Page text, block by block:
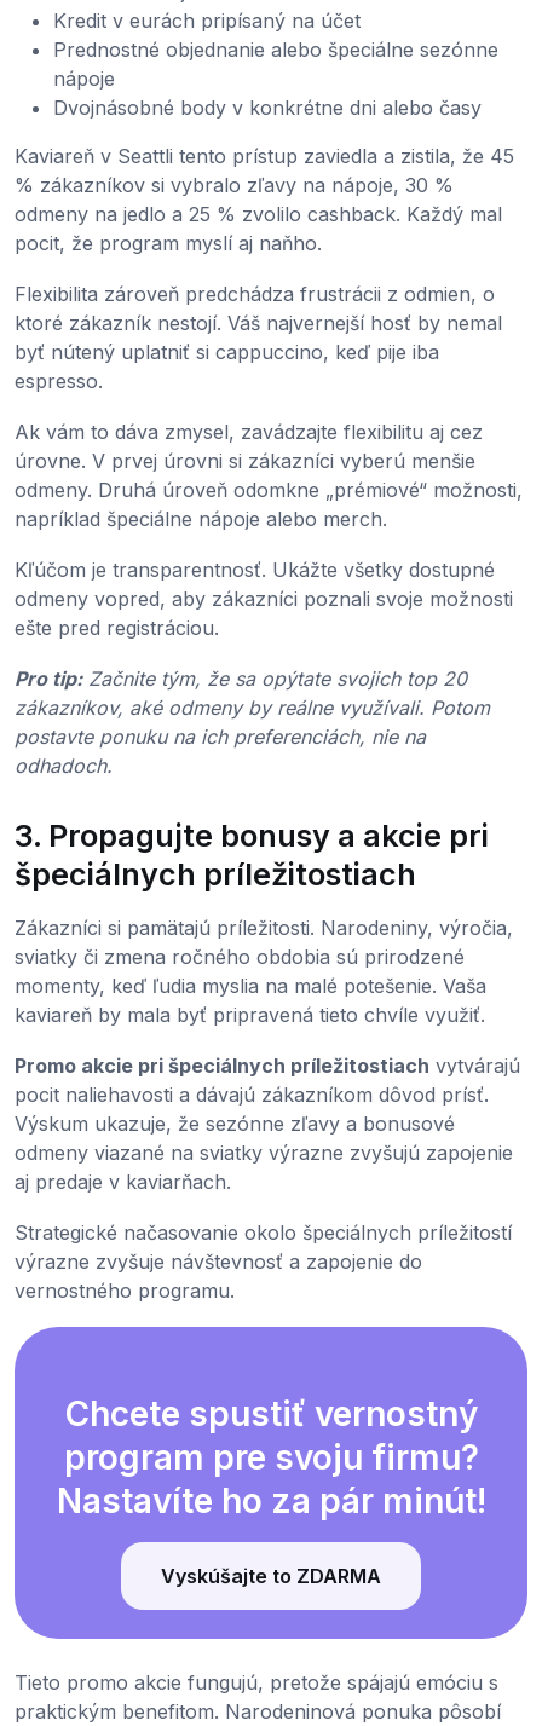
Kredit v eurách pripísaný na účet
Prednostné objednanie alebo špeciálne sezónne
nápoje
Dvojnásobné body v konkrétne dni alebo časy
Kaviareň v Seattli tento prístup zaviedla a zistila, že 45
% zákazníkov si vybralo zľavy na nápoje, 30 %
odmeny na jedlo a 25 % zvolilo cashback. Každý mal
pocit, že program myslí aj naňho.
Flexibilita zároveň predchádza frustrácii z odmien, o
ktoré zákazník nestojí. Váš najvernejší hosť by nemal
byť nútený uplatniť si cappuccino, keď pije iba
espresso.
Ak vám to dáva zmysel, zavádzajte flexibilitu aj cez
úrovne. V prvej úrovni si zákazníci vyberú menšie
odmeny. Druhá úroveň odomkne „prémiové“ možnosti,
napríklad špeciálne nápoje alebo merch.
Kľúčom je transparentnosť. Ukážte všetky dostupné
odmeny vopred, aby zákazníci poznali svoje možnosti
ešte pred registráciou.
Pro tip: Začnite tým, že sa opýtate svojich top 20
zákazníkov, aké odmeny by reálne využívali. Potom
postavte ponuku na ich preferenciách, nie na
odhadoch.
3. Propagujte bonusy a akcie pri
špeciálnych príležitostiach
Zákazníci si pamätajú príležitosti. Narodeniny, výročia,
sviatky či zmena ročného obdobia sú prirodzené
momenty, keď ľudia myslia na malé potešenie. Vaša
kaviareň by mala byť pripravená tieto chvíle využiť.
Promo akcie pri špeciálnych príležitostiach vytvárajú
pocit naliehavosti a dávajú zákazníkom dôvod prísť.
Výskum ukazuje, že sezónne zľavy a bonusové
odmeny viazané na sviatky výrazne zvyšujú zapojenie
aj predaje v kaviarňach.
Strategické načasovanie okolo špeciálnych príležitostí
výrazne zvyšuje návštevnosť a zapojenie do
vernostného programu.
Chcete spustiť vernostný
program pre svoju firmu?
Nastavíte ho za pár minút!
Vyskúšajte to ZDARMA
Tieto promo akcie fungujú, pretože spájajú emóciu s
praktickým benefitom. Narodeninová ponuka pôsobí